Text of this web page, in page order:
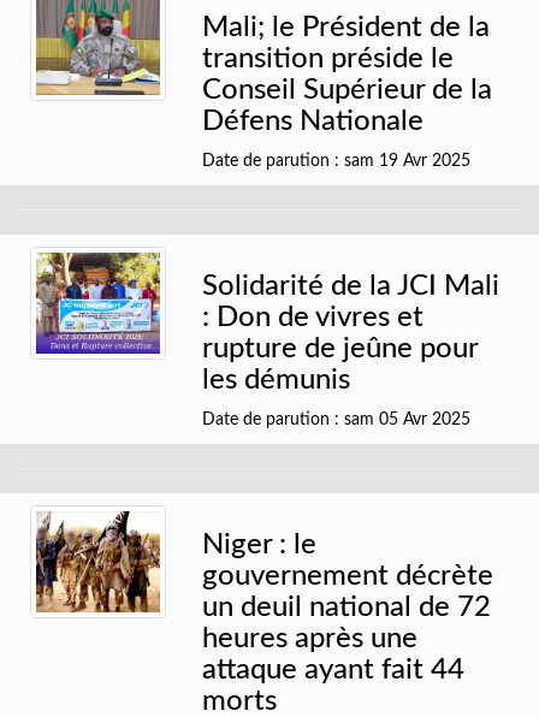
Mali; le Président de la
transition préside le
Conseil Supérieur de la
Défens Nationale
Date de parution : sam 19 Avr 2025
Solidarité de la JCI Mali
: Don de vivres et
rupture de jeûne pour
les démunis
Date de parution : sam 05 Avr 2025
Niger : le
gouvernement décrète
un deuil national de 72
heures après une
attaque ayant fait 44
morts